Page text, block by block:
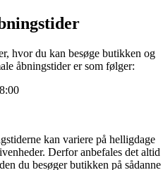
hvor du kan besøge butikken og
åbningstider er som følger:
kan variere på helligdage
Derfor anbefales det altid
du besøger butikken på sådanne